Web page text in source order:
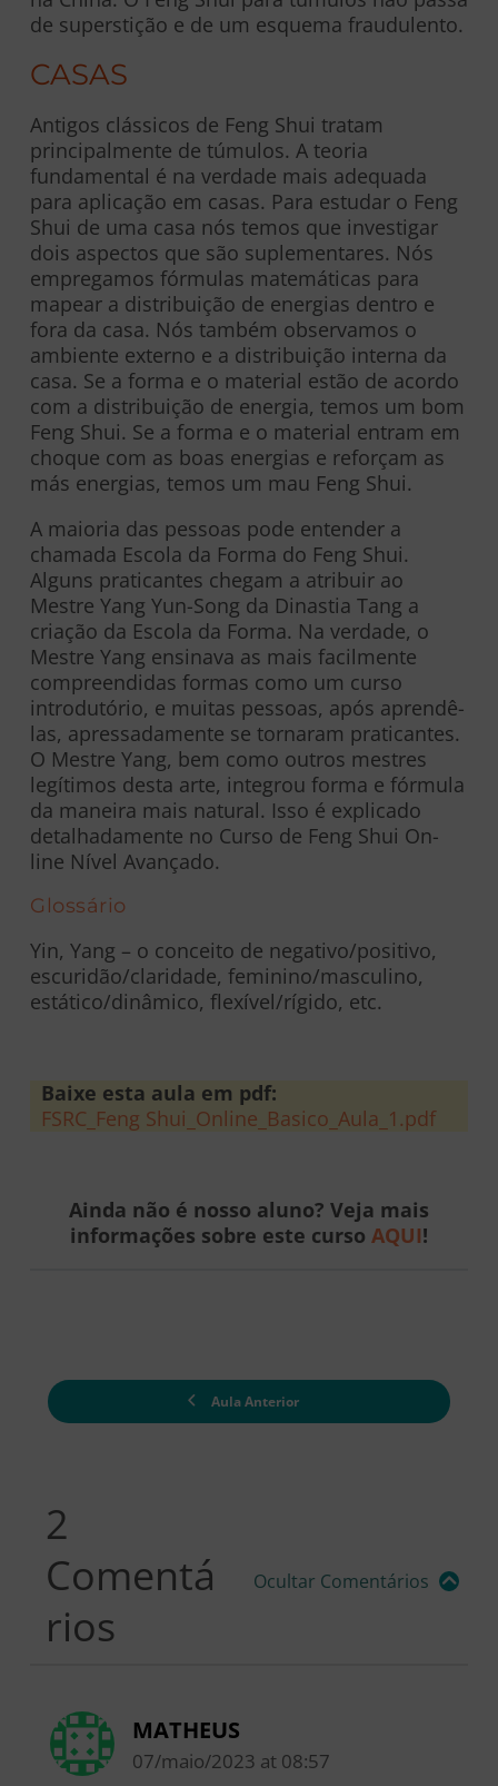
de superstição e de um esquema fraudulento.
CASAS
Antigos clássicos de Feng Shui tratam
principalmente de túmulos. A teoria
fundamental é na verdade mais adequada
para aplicação em casas. Para estudar o Feng
Shui de uma casa nós temos que investigar
dois aspectos que são suplementares. Nós
empregamos fórmulas matemáticas para
mapear a distribuição de energias dentro e
fora da casa. Nós também observamos o
ambiente externo e a distribuição interna da
casa. Se a forma e o material estão de acordo
com a distribuição de energia, temos um bom
Feng Shui. Se a forma e o material entram em
choque com as boas energias e reforçam as
más energias, temos um mau Feng Shui.
A maioria das pessoas pode entender a
chamada Escola da Forma do Feng Shui.
Alguns praticantes chegam a atribuir ao
Mestre Yang Yun-Song da Dinastia Tang a
criação da Escola da Forma. Na verdade, o
Mestre Yang ensinava as mais facilmente
compreendidas formas como um curso
introdutório, e muitas pessoas, após aprendê-
las, apressadamente se tornaram praticantes.
O Mestre Yang, bem como outros mestres
legítimos desta arte, integrou forma e fórmula
da maneira mais natural. Isso é explicado
detalhadamente no Curso de Feng Shui On-
line Nível Avançado.
Glossário
Yin, Yang – o conceito de negativo/positivo,
escuridão/claridade, feminino/masculino,
estático/dinâmico, flexível/rígido, etc.
Baixe esta aula em pdf:
FSRC_Feng Shui_Online_Basico_Aula_1.pdf
Ainda não é nosso aluno? Veja mais
informações sobre este curso AQUI!
Aula Anterior
2
Comentá
rios
Ocultar Comentários
MATHEUS
07/maio/2023 at 08:57